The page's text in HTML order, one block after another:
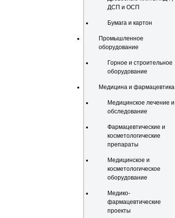
ДСП и ОСП
Бумага и картон
Промышленное
оборудование
Горное и строительное
оборудование
Медицина и фармацевтика
Медицинское лечение и
обследование
Фармацевтические и
косметологические
препараты
Медицинское и
косметологическое
оборудование
Медико-
фармацевтические
проекты